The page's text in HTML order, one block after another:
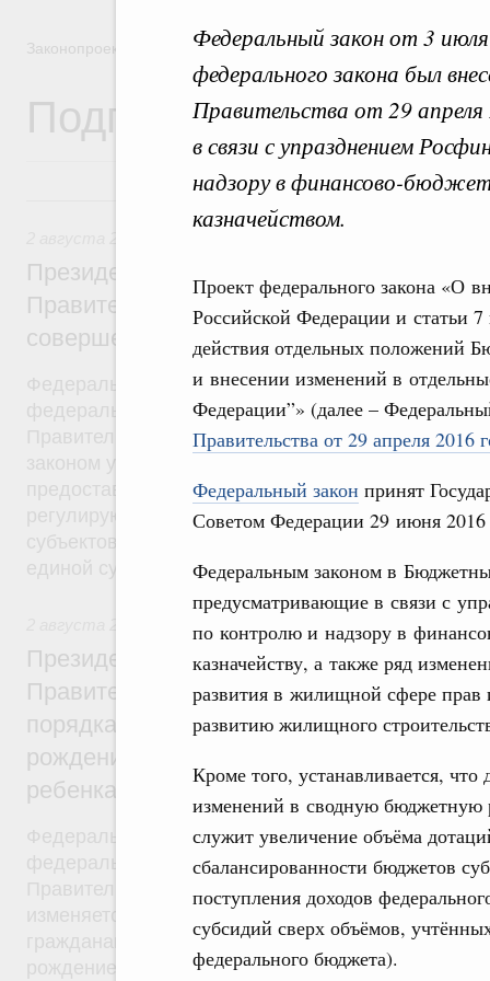
Федеральный закон от 3
федерального закона был
Правительства от 29
в связи с упразднением
надзору в финансово-
казначейством.
Проект федерального закона «О
Российской Федерации и статьи
действия отдельных положений
и внесении изменений в
Федерации”» (далее –
Правительства от 29 апреля 2016
Федеральный закон принят
Советом Федерации 29 июня 2016
Федеральным законом в
предусматривающие в связи с
по контролю и надзору в
казначейству, а также ряд
развития в жилищной сфере прав
развитию жилищного
Кроме того, устанавливается,
изменений в сводную бюджетную
служит увеличение объёма
сбалансированности бюджетов
поступления доходов
субсидий сверх объёмов,
федерального бюджета).
Законопроектная деятельность
Подписанные
2 августа 2019, пятница
Президент России подписал
Правительством Федеральный закон,
совершенствование системы
Федеральный закон от 2 августа 2019 года
федерального закона был внесён в Госдуму
Правительства от 24 октября 2018 года №2288-
предоставления межбюджетных трансфертов.
регулирующие вопросы предоставления
единой субвенции.
Президент России подписал
Правительством Федеральный закон об
порядка установления ежемесячной
рождением или усыновлением первого
ребенка
Федеральный закон от 2 августа 2019 года
федерального закона был внесён в Госдуму
Правительства от 28 мая 2019 года №1092-р.
изменяется критерий нуждаемости, в
гражданам будет назначаться ежемесячная
рождением (усыновлением) первого или